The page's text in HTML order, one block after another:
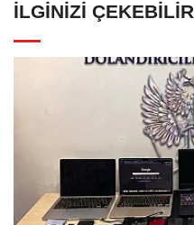
İLGINIZI ÇEKEBILIR